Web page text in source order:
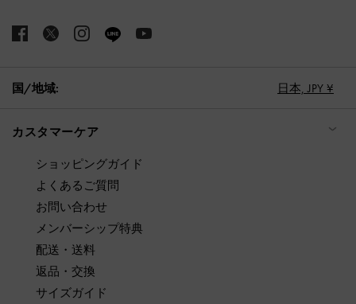
国/地域: 日本, JPY ¥
カスタマーケア
ショッピングガイド
よくあるご質問
お問い合わせ
メンバーシップ特典
配送・送料
返品・交換
サイズガイド